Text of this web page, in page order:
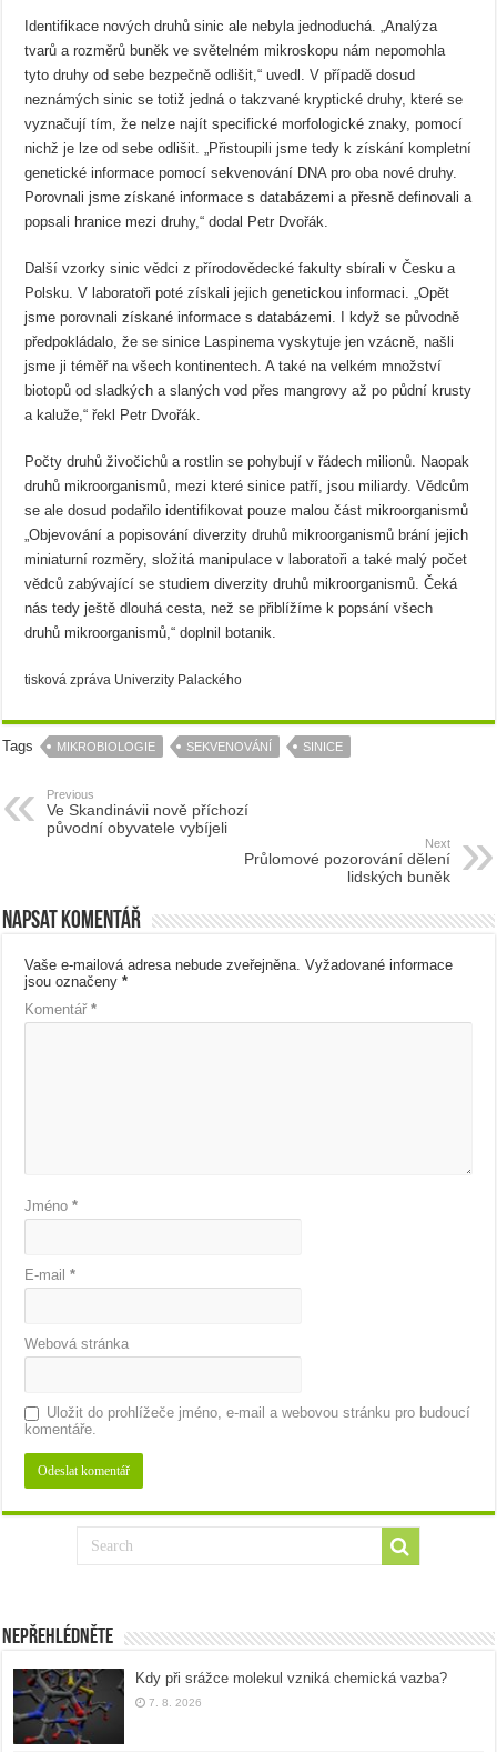
Identifikace nových druhů sinic ale nebyla jednoduchá. „Analýza
tvarů a rozměrů buněk ve světelném mikroskopu nám nepomohla
tyto druhy od sebe bezpečně odlišit,“ uvedl. V případě dosud
neznámých sinic se totiž jedná o takzvané kryptické druhy, které se
vyznačují tím, že nelze najít specifické morfologické znaky, pomocí
nichž je lze od sebe odlišit. „Přistoupili jsme tedy k získání kompletní
genetické informace pomocí sekvenování DNA pro oba nové druhy.
Porovnali jsme získané informace s databázemi a přesně definovali a
popsali hranice mezi druhy,“ dodal Petr Dvořák.
Další vzorky sinic vědci z přírodovědecké fakulty sbírali v Česku a
Polsku. V laboratoři poté získali jejich genetickou informaci. „Opět
jsme porovnali získané informace s databázemi. I když se původně
předpokládalo, že se sinice Laspinema vyskytuje jen vzácně, našli
jsme ji téměř na všech kontinentech. A také na velkém množství
biotopů od sladkých a slaných vod přes mangrovy až po půdní krusty
a kaluže,“ řekl Petr Dvořák.
Počty druhů živočichů a rostlin se pohybují v řádech milionů. Naopak
druhů mikroorganismů, mezi které sinice patří, jsou miliardy. Vědcům
se ale dosud podařilo identifikovat pouze malou část mikroorganismů
„Objevování a popisování diverzity druhů mikroorganismů brání jejich
miniaturní rozměry, složitá manipulace v laboratoři a také malý počet
vědců zabývající se studiem diverzity druhů mikroorganismů. Čeká
nás tedy ještě dlouhá cesta, než se přiblížíme k popsání všech
druhů mikroorganismů,“ doplnil botanik.
tisková zpráva Univerzity Palackého
Tags MIKROBIOLOGIE SEKVENOVÁNÍ SINICE
Previous
Ve Skandinávii nově příchozí
původní obyvatele vybíjeli
Next
Průlomové pozorování dělení
lidských buněk
Napsat komentář
Vaše e-mailová adresa nebude zveřejněna. Vyžadované informace
jsou označeny*
Komentář*
Jméno*
E-mail*
Webová stránka
Uložit do prohlížeče jméno, e-mail a webovou stránku pro budoucí
komentáře.
Nepřehlédněte
Kdy při srážce molekul vzniká chemická vazba?
7. 8. 2026